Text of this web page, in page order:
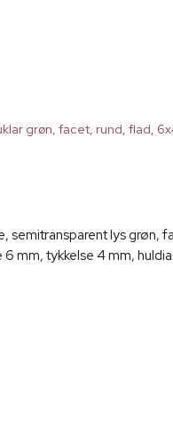
grøn, facet, rund, flad,
semitransparent lys grøn,
mm, tykkelse 4 mm,